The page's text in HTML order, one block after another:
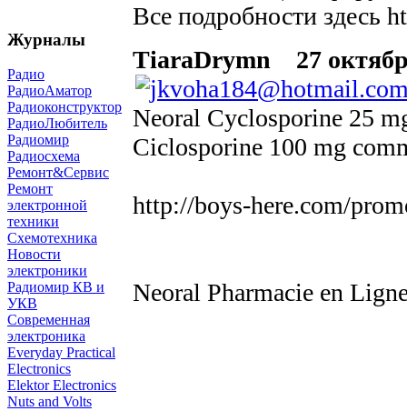
Журналы
Радио
РадиоАматор
Радиоконструктор
РадиоЛюбитель
Радиомир
Радиосхема
Ремонт&Сервис
Ремонт
электронной
техники
Схемотехника
Новости
электроники
Радиомир КВ и
УКВ
Современная
электроника
Everyday Practical
Electronics
Elektor Electronics
Nuts and Volts
Все подробности здесь
TiaraDrymn
27
Neoral Cyclosporine 25
Ciclosporine 100 mg
http://boys-here.com/
Neoral Pharmacie en